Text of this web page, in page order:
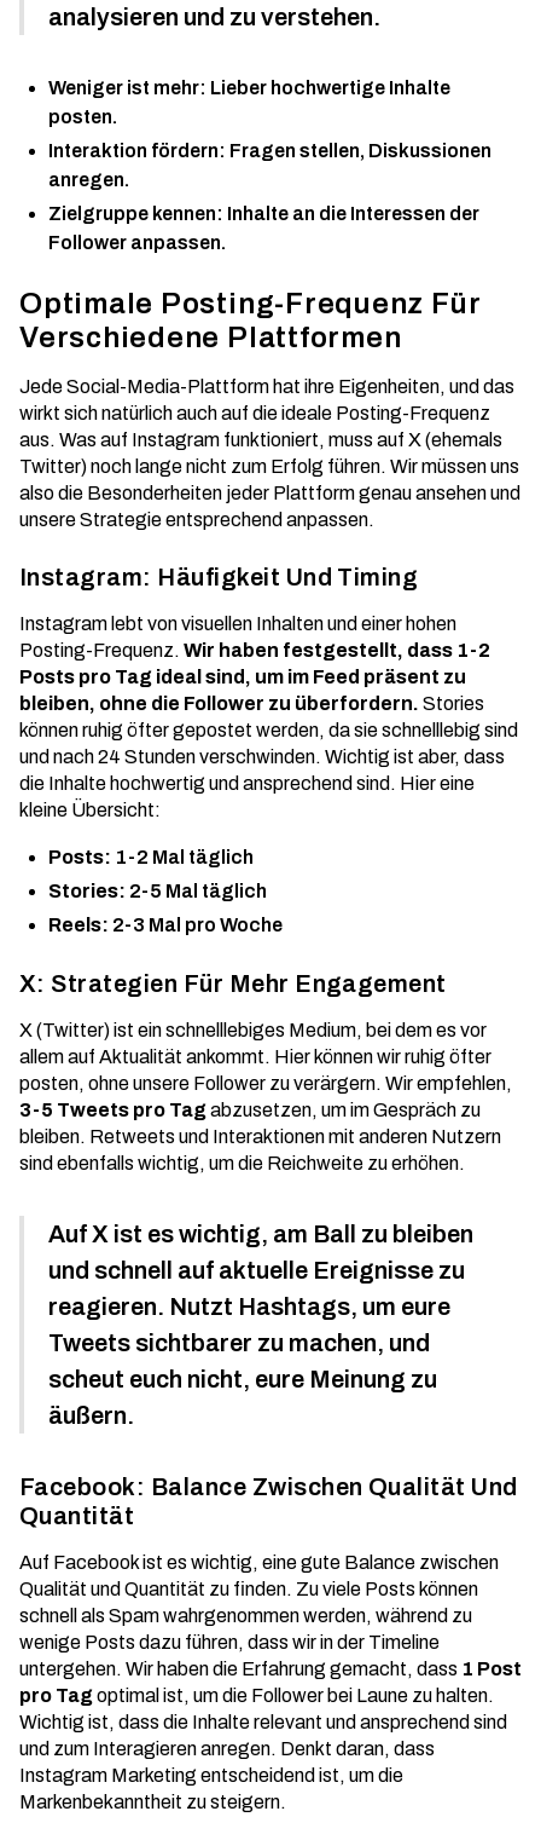
analysieren und zu verstehen.
Weniger ist mehr: Lieber hochwertige Inhalte
posten.
Interaktion fördern: Fragen stellen, Diskussionen
anregen.
Zielgruppe kennen: Inhalte an die Interessen der
Follower anpassen.
Optimale Posting-Frequenz Für
Verschiedene Plattformen
Jede Social-Media-Plattform hat ihre Eigenheiten, und das
wirkt sich natürlich auch auf die ideale Posting-Frequenz
aus. Was auf Instagram funktioniert, muss auf X (ehemals
Twitter) noch lange nicht zum Erfolg führen. Wir müssen uns
also die Besonderheiten jeder Plattform genau ansehen und
unsere Strategie entsprechend anpassen.
Instagram: Häufigkeit Und Timing
Instagram lebt von visuellen Inhalten und einer hohen
Posting-Frequenz. Wir haben festgestellt, dass 1-2
Posts pro Tag ideal sind, um im Feed präsent zu
bleiben, ohne die Follower zu überfordern. Stories
können ruhig öfter gepostet werden, da sie schnelllebig sind
und nach 24 Stunden verschwinden. Wichtig ist aber, dass
die Inhalte hochwertig und ansprechend sind. Hier eine
kleine Übersicht:
Posts: 1-2 Mal täglich
Stories: 2-5 Mal täglich
Reels: 2-3 Mal pro Woche
X: Strategien Für Mehr Engagement
X (Twitter) ist ein schnelllebiges Medium, bei dem es vor
allem auf Aktualität ankommt. Hier können wir ruhig öfter
posten, ohne unsere Follower zu verärgern. Wir empfehlen,
3-5 Tweets pro Tagabzusetzen, um im Gespräch zu
bleiben. Retweets und Interaktionen mit anderen Nutzern
sind ebenfalls wichtig, um die Reichweite zu erhöhen.
Auf X ist es wichtig, am Ball zu bleiben
und schnell auf aktuelle Ereignisse zu
reagieren. Nutzt Hashtags, um eure
Tweets sichtbarer zu machen, und
scheut euch nicht, eure Meinung zu
äußern.
Facebook: Balance Zwischen Qualität Und
Quantität
Auf Facebook ist es wichtig, eine gute Balance zwischen
Qualität und Quantität zu finden. Zu viele Posts können
schnell als Spam wahrgenommen werden, während zu
wenige Posts dazu führen, dass wir in der Timeline
untergehen. Wir haben die Erfahrung gemacht, dass 1 Post
pro Tagoptimal ist, um die Follower bei Laune zu halten.
Wichtig ist, dass die Inhalte relevant und ansprechend sind
und zum Interagieren anregen. Denkt daran, dass
Instagram Marketing entscheidend ist, um die
Markenbekanntheit zu steigern.